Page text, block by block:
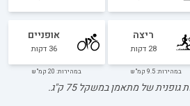
ריצה
28 דקות
במהירות: 9.5 קמ"ש
אופניים
36 דקות
במהירות: 20 קמ"ש
גופנית של מתאמן במשקל75ק"ג.